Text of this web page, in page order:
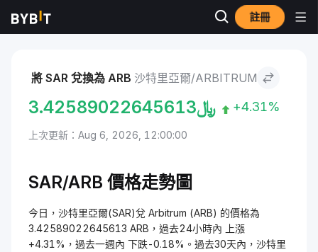
註冊
市場 Arbitrum 價格 ARB 沙特里亞爾 to Arbitrum
將 SAR 兌換為 ARB 沙特里亞爾/ARBITRUM
﷼3.42589022645613 +4.31%
上次更新：Aug 6, 2026, 12:00:00
SAR/ARB 價格走勢圖
今日，沙特里亞爾(SAR)兌 Arbitrum (ARB) 的價格為
3.42589022645613 ARB，過去24小時內 上漲
+4.31%，過去一週內 下跌-0.18%。過去30天內，沙特里